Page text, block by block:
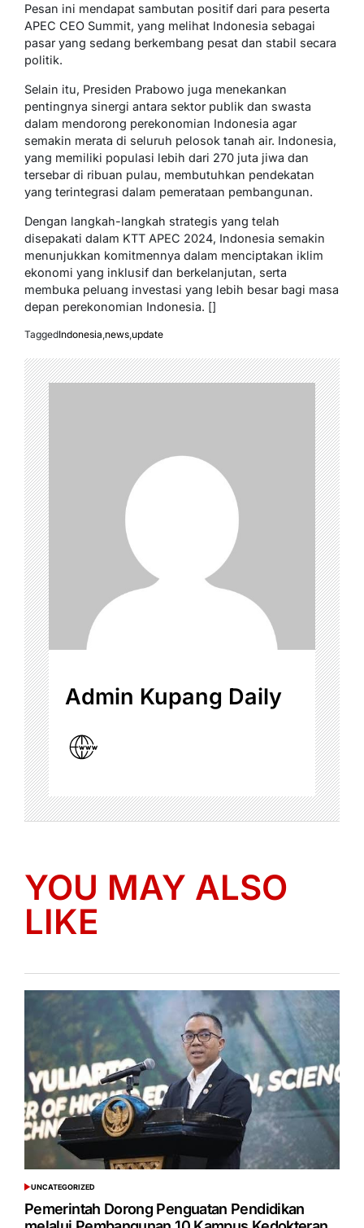
Pesan ini mendapat sambutan positif dari para peserta
APEC CEO Summit, yang melihat Indonesia sebagai
pasar yang sedang berkembang pesat dan stabil secara
politik.
Selain itu, Presiden Prabowo juga menekankan
pentingnya sinergi antara sektor publik dan swasta
dalam mendorong perekonomian Indonesia agar
semakin merata di seluruh pelosok tanah air. Indonesia,
yang memiliki populasi lebih dari 270 juta jiwa dan
tersebar di ribuan pulau, membutuhkan pendekatan
yang terintegrasi dalam pemerataan pembangunan.
Dengan langkah-langkah strategis yang telah
disepakati dalam KTT APEC 2024, Indonesia semakin
menunjukkan komitmennya dalam menciptakan iklim
ekonomi yang inklusif dan berkelanjutan, serta
membuka peluang investasi yang lebih besar bagi masa
depan perekonomian Indonesia. []
TaggedIndonesia,news,update
Admin Kupang Daily
YOU MAY ALSO
LIKE
POSTED
IN
UNCATEGORIZED
Pemerintah Dorong Penguatan Pendidikan